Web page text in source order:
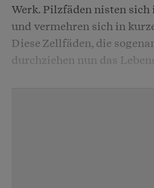
Werk. Pilzfäden nisten
und vermehren sich in
Diese Zellfäden, die
durchziehen nun das